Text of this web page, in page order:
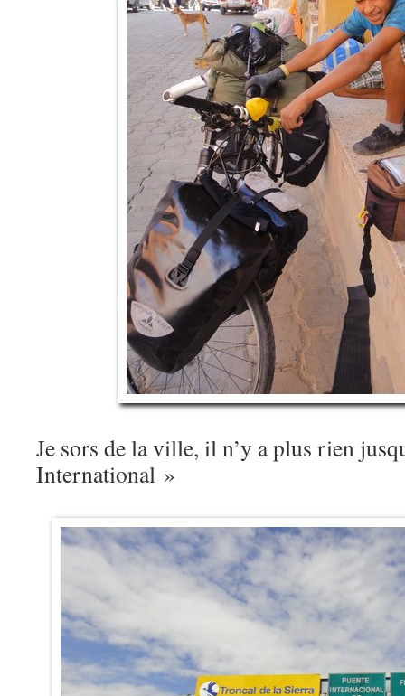
Je sors de la ville, il n’y a plus rien
International »